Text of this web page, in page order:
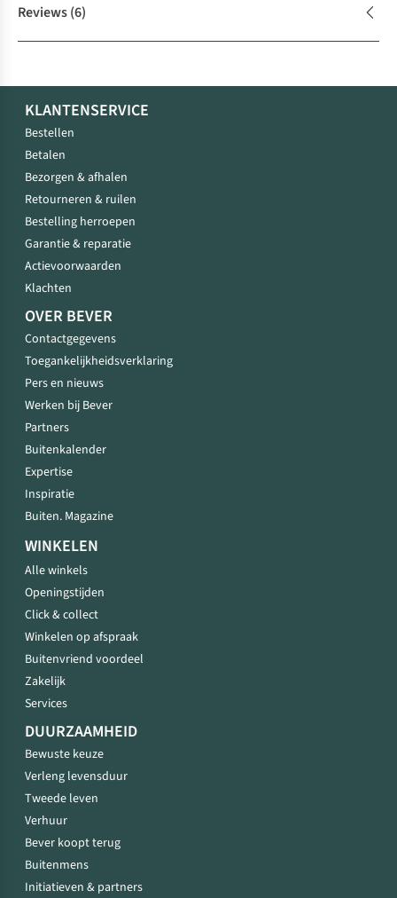
Reviews(6)
KLANTENSERVICE
Bestellen
Betalen
Bezorgen & afhalen
Retourneren & ruilen
Bestelling herroepen
Garantie & reparatie
Actievoorwaarden
Klachten
OVER BEVER
Contactgegevens
Toegankelijkheidsverklaring
Pers en nieuws
Werken bij Bever
Partners
Buitenkalender
Expertise
Inspiratie
Buiten. Magazine
WINKELEN
Alle winkels
Openingstijden
Click & collect
Winkelen op afspraak
Buitenvriend voordeel
Zakelijk
Services
DUURZAAMHEID
Bewuste keuze
Verleng levensduur
Tweede leven
Verhuur
Bever koopt terug
Buitenmens
Initiatieven & partners